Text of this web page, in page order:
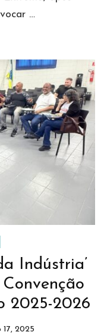
…
Indústria’
2025-2026
17, 2025